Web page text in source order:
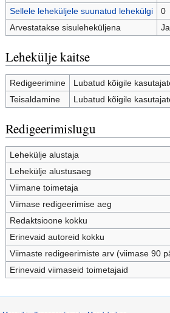
Sellele leheküljele suunatud lehekülgi
0
Arvestatakse sisuleheküljena
Lehekülje kaitse
Redigeerimine
Lubatud kõigile
Teisaldamine
Lubatud kõigile
Redigeerimislugu
Lehekülje alustaja
Lehekülje alustusaeg
Viimane toimetaja
Viimase redigeerimise aeg
Redaktsioone kokku
Erinevaid autoreid kokku
Viimaste redigeerimiste arv (viimase 90
Erinevaid viimaseid toimetajaid